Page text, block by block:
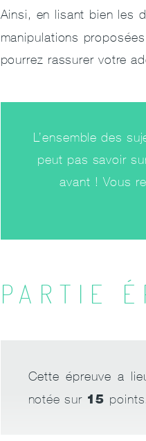
Ainsi, en lisant bien les
manipulations
pourrez rassurer votre
L’ensemble des
peut pas savoir
avant ! Vous
PARTIE
Cette épreuve a
notée sur 15 points.